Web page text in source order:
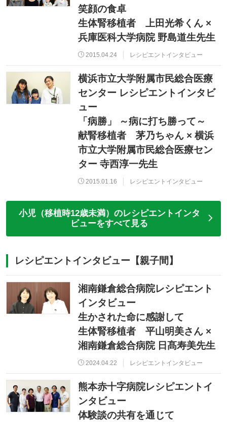
笑顔の食卓
生体腎移植者 上田光希くん ×
兵庫医科大学病院 野島道生先生
2015.04.24 レシピエントインタビュー
横浜市立大学附属市民総合医療
センター レシピエントインタビ
ュー
「病勝」 ～病に打ち勝って～
献腎移植者 茅乃ちゃん × 横浜
市立大学附属市民総合医療セン
ター 寺西淳一先生
2015.01.16 レシピエントインタビュー
小児（移植時12歳未満）のレシピエントインタ
ビューをすべて見る
レシピエントインタビュー【親子間】
湘南鎌倉総合病院レシピエント
インタビュー
生かされた命に感謝して
生体腎移植者 平山明美さん ×
湘南鎌倉総合病院 日髙寿美先生
2024.04.22 レシピエントインタビュー
熊本赤十字病院レシピエントイ
ンタビュー
体験談の共有を通じて